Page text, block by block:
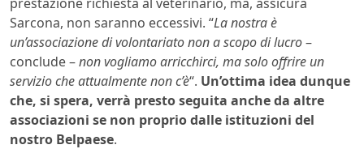
Sarcona, non saranno eccessivi. “La nostra è
un’associazione di volontariato non a scopo di lucro–
conclude –non vogliamo arricchirci, ma solo offrire un
servizio che attualmente non c’è“. Un’ottima idea dunque
che, si spera, verrà presto seguita anche da altre
associazioni se non proprio dalle istituzioni del
nostro Belpaese.